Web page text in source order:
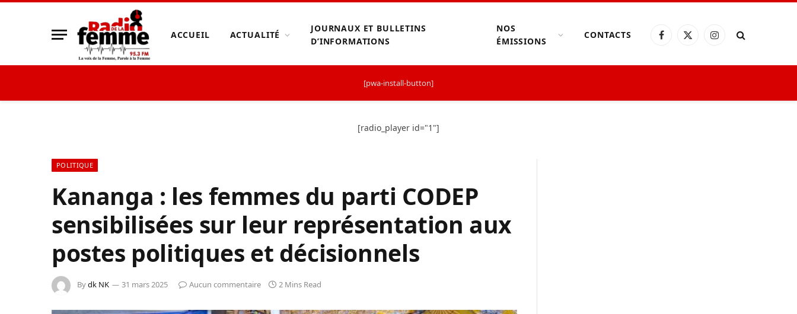
ACCUEIL ACTUALITÉ
JOURNAUX ET BULLETINS
D’INFORMATIONS
NOS
ÉMISSIONS
CONTACTS Facebook
X
Instagram
[pwa-install-button]
[radio_player id="1"]
POLITIQUE
Kananga : les femmes du parti CODEP
sensibilisées sur leur représentation aux
postes politiques et décisionnels
Bydk NK 31 mars 2025 Aucun commentaire 2 Mins Read